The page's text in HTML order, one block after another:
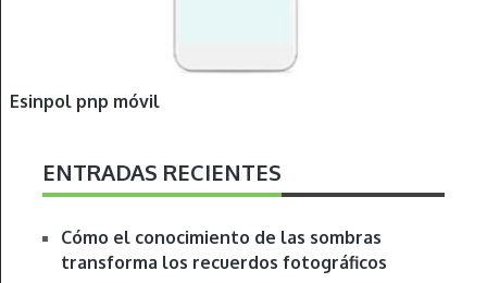
Esinpol pnp móvil
ENTRADAS RECIENTES
Cómo el conocimiento de las sombras
transforma los recuerdos fotográficos